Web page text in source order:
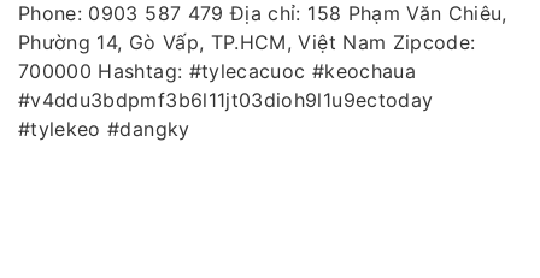
Phone: 0903 587 479 Địa chỉ: 158 Phạm Văn Chiêu,
Phường 14, Gò Vấp, TP.HCM, Việt Nam Zipcode:
700000 Hashtag: #tylecacuoc #keochaua
#v4ddu3bdpmf3b6l11jt03dioh9l1u9ectoday
#tylekeo #dangky